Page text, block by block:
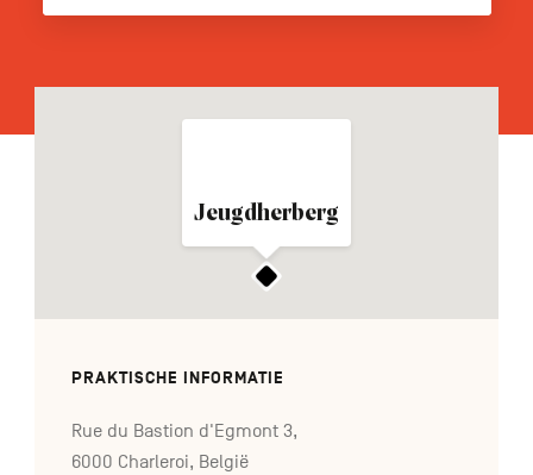
Jeugdherberg
PRAKTISCHE INFORMATIE
Rue du Bastion d'Egmont 3,
6000 Charleroi, België